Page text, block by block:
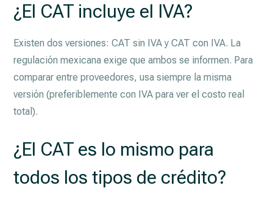
¿El CAT incluye el IVA?
Existen dos versiones: CAT sin IVA y CAT con IVA. La
regulación mexicana exige que ambos se informen. Para
comparar entre proveedores, usa siempre la misma
versión (preferiblemente con IVA para ver el costo real
total).
¿El CAT es lo mismo para
todos los tipos de crédito?